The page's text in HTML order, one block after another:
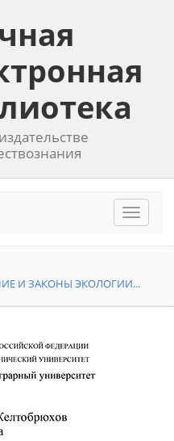
Toggle
И ЗАКОНЫ ЭКОЛОГИИ...